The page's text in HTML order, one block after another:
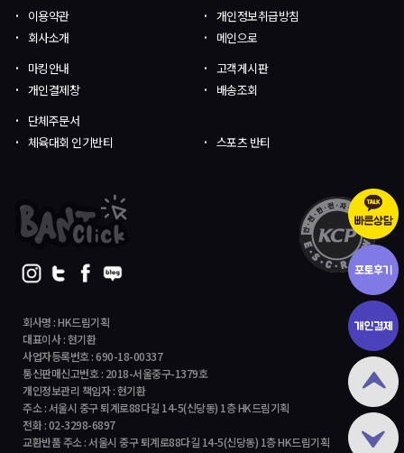
회사명 : HK드림기획
대표이사 : 현기환
사업자등록번호 : 690-18-00337
통신판매신고번호 : 2018-서울중구-1379호
개인정보관리 책임자 : 현기환
주소 : 서울시 중구 퇴계로88다길 14-5(신당동) 1층 HK드림기획
전화 : 02-3298-6897
교환반품 주소 : 서울시 중구 퇴계로88다길 14-5(신당동) 1층 HK드림기획
이용약관
개인정보취급방침
회사소개
메인으로
마킹안내
고객게시판
개인결제창
배송조회
단체주문서
체육대회 인기반티
스포츠 반티